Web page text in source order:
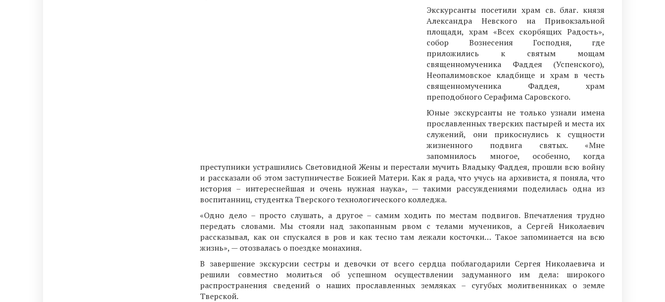
Экскурсанты посетили храм св. благ. князя
Александра Невского на Привокзальной
площади, храм «Всех скорбящих Радость»,
собор Вознесения Господня, где
приложились к святым мощам
священномученика Фаддея (Успенского),
Неопалимовское кладбище и храм в честь
священномученика Фаддея, храм
преподобного Серафима Саровского.
Юные экскурсанты не только узнали имена
прославленных тверских пастырей и места их
служений, они прикоснулись к сущности
жизненного подвига святых. «Мне
запомнилось многое, особенно, когда
преступники устрашились Световидной Жены и перестали мучить Владыку Фаддея, прошли всю войну
и рассказали об этом заступничестве Божией Матери. Как я рада, что учусь на архивиста, я поняла, что
история – интереснейшая и очень нужная наука», — такими рассуждениями поделилась одна из
воспитанниц, студентка Тверского технологического колледжа.
«Одно дело – просто слушать, а другое – самим ходить по местам подвигов. Впечатления трудно
передать словами. Мы стояли над закопанным рвом с телами мучеников, а Сергей Николаевич
рассказывал, как он спускался в ров и как тесно там лежали косточки… Такое запоминается на всю
жизнь», — отозвалась о поездке монахиня.
В завершение экскурсии сестры и девочки от всего сердца поблагодарили Сергея Николаевича и
решили совместно молиться об успешном осуществлении задуманного им дела: широкого
распространения сведений о наших прославленных земляках – сугубых молитвенниках о земле
Тверской.